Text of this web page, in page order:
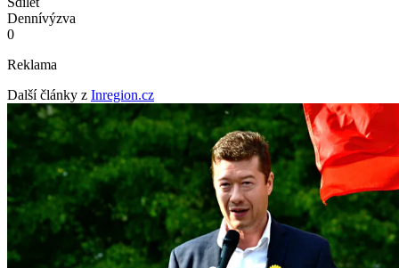
Dennívýzva
0
Reklama
Další články z Inregion.cz